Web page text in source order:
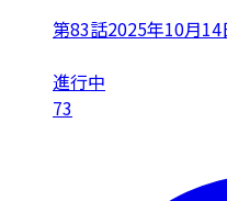
第83話2025年10月14
進行中
73